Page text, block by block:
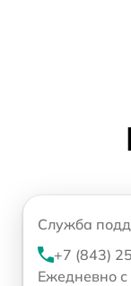
Служба
+7 (843)
Ежедневно